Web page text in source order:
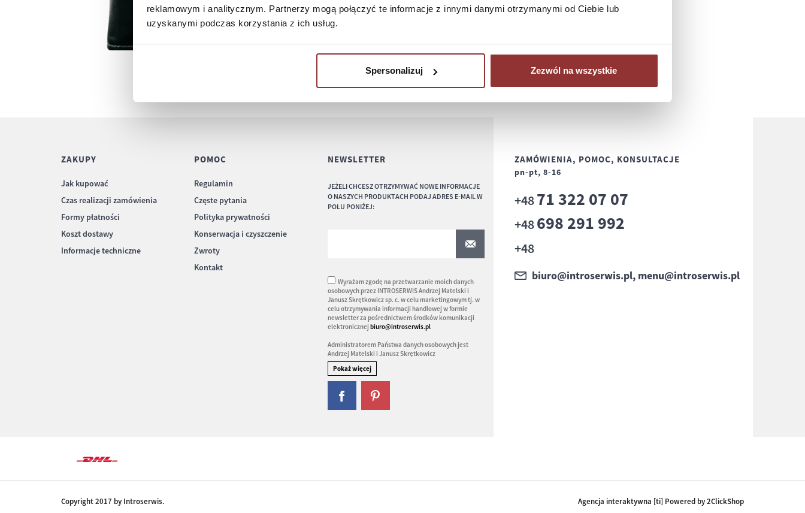
reklamowym i analitycznym. Partnerzy mogą połączyć te informacje z innymi danymi otrzymanymi od Ciebie lub
uzyskanymi podczas korzystania z ich usług.
Spersonalizuj Zezwól na wszystkie
ZAKUPY
Jak kupować
Czas realizacji zamówienia
Formy płatności
Koszt dostawy
Informacje techniczne
POMOC
Regulamin
Częste pytania
Polityka prywatności
Konserwacja i czyszczenie
Zwroty
Kontakt
NEWSLETTER
JEŻELI CHCESZ OTRZYMYWAĆ NOWE INFORMACJE
O NASZYCH PRODUKTACH PODAJ ADRES E-MAIL W
POLU PONIŻEJ:
Wyrażam zgodę na przetwarzanie moich danych
osobowych przez INTROSERWIS Andrzej Matelski i
Janusz Skrętkowicz sp. c. w celu marketingowym tj. w
celu otrzymywania informacji handlowej w formie
newsletter za pośrednictwem środków komunikacji
elektronicznej biuro@introserwis.pl
Administratorem Państwa danych osobowych jest
Andrzej Matelski i Janusz Skrętkowicz
ZAMÓWIENIA, POMOC, KONSULTACJE
pn-pt, 8-16
+4871 322 07 07
+48698 291 992
+48
biuro@introserwis.pl, menu@introserwis.pl
Copyright 2017 by Introserwis. Agencja interaktywna [ti] Powered by 2ClickShop